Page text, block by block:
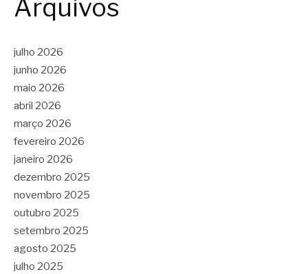
Arquivos
julho 2026
junho 2026
maio 2026
abril 2026
março 2026
fevereiro 2026
janeiro 2026
dezembro 2025
novembro 2025
outubro 2025
setembro 2025
agosto 2025
julho 2025